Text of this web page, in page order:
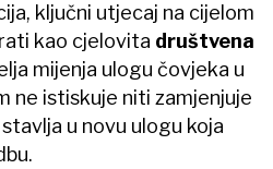
ključni utjecaj na cijelom
kao cjelovita društvena
mijenja ulogu čovjeka u
ne istiskuje niti zamjenjuje
u novu ulogu koja